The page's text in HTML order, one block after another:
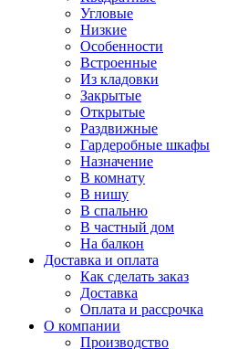
Угловые
Низкие
Особенности
Встроенные
Из кладовки
Закрытые
Открытые
Раздвижные
Гардеробные шкафы
Назначение
В комнату
В нишу
В спальню
В частный дом
На балкон
Доставка и оплата
Как сделать заказ
Доставка
Оплата и рассрочка
О компании
Производство